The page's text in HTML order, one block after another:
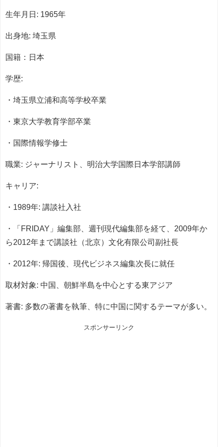
生年月日: 1965年
出身地: 埼玉県
国籍：日本
学歴:
・埼玉県立浦和高等学校卒業
・東京大学教育学部卒業
・国際情報学修士
職業: ジャーナリスト、明治大学国際日本学部講師
キャリア:
・1989年: 講談社入社
・「FRIDAY」編集部、週刊現代編集部を経て、2009年か
ら2012年まで講談社（北京）文化有限公司副社長
・2012年: 帰国後、現代ビジネス編集次長に就任
取材対象: 中国、朝鮮半島を中心とする東アジア
著書: 多数の著書を執筆、特に中国に関するテーマが多い。
スポンサーリンク